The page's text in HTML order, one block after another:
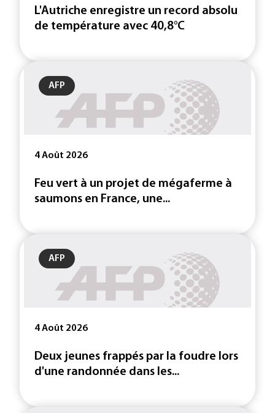
L'Autriche enregistre un record absolu
de température avec 40,8°C
AFP
4 Août 2026
Feu vert à un projet de mégaferme à
saumons en France, une...
AFP
4 Août 2026
Deux jeunes frappés par la foudre lors
d'une randonnée dans les...